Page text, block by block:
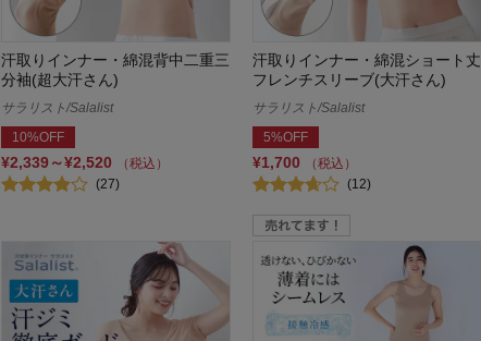
汗取りインナー・綿混背中二重三
分袖(超大汗さん)
サラリスト/Salalist
10%OFF
¥2,339～¥2,520
（税込）
(27)
汗取りインナー・綿混ショート丈
フレンチスリーブ(大汗さん)
サラリスト/Salalist
5%OFF
¥1,700
（税込）
(12)